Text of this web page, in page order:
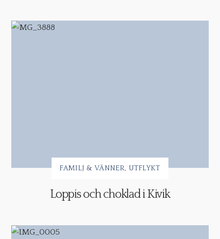
FAMILJ & VÄNNER UTFLYKT
Loppis och choklad i Kivik